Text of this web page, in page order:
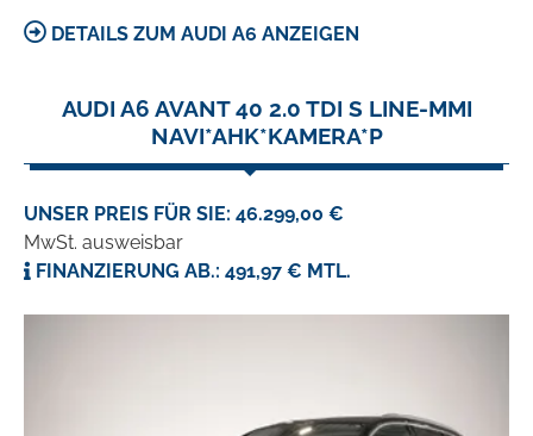
DETAILS ZUM AUDI A6 ANZEIGEN
AUDI A6 AVANT 40 2.0 TDI S LINE-MMI
NAVI*AHK*KAMERA*P
UNSER PREIS FÜR SIE: 46.299,00 €
MwSt. ausweisbar
FINANZIERUNG AB.: 491,97 € MTL.